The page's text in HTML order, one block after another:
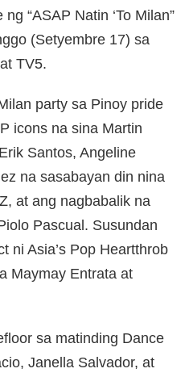
“ASAP Natin ‘To Milan”
(Setyembre 17) sa
TV5.
party sa Pinoy pride
icons na sina Martin
Santos, Angeline
na sasabayan din nina
at ang nagbabalik na
Pascual. Susundan
ni Asia’s Pop Heartthrob
Maymay Entrata at
sa matinding Dance
Janella Salvador, at